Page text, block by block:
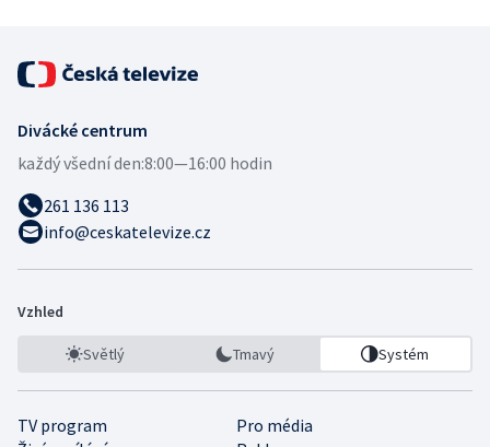
Divácké centrum
každý všední den:8:00—16:00 hodin
261 136 113
info@ceskatelevize.cz
Vzhled
Světlý Tmavý Systém
TV program
Pro média